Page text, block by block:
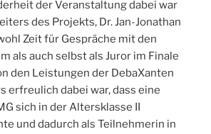
der Veranstaltung dabei war
des Projekts, Dr. Jan-Jonathan
Zeit für Gespräche mit den
als auch selbst als Juror im Finale
den Leistungen der DebaXanten
erfreulich dabei war, dass eine
sich in der Altersklasse II
und dadurch als Teilnehmerin in